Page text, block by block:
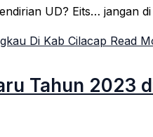
UD? Eits… jangan
Di Kab Cilacap Read
Tahun 2023